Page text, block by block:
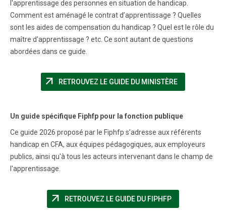
l'apprentissage des personnes en situation de handicap.
Comment est aménagé le contrat d’apprentissage ? Quelles
sont les aides de compensation du handicap ? Quel est le rôle du
maître d'apprentissage ? etc. Ce sont autant de questions
abordées dans ce guide.
arrow_outward RETROUVEZ LE GUIDE DU MINISTÈRE(NOUVELLE
Un guide spécifique Fiphfp pour la fonction publique
Ce guide 2026 proposé par le Fiphfp s’adresse aux référents
handicap en CFA, aux équipes pédagogiques, aux employeurs
publics, ainsi qu'à tous les acteurs intervenant dans le champ de
l'apprentissage.
arrow_outward RETROUVEZ LE GUIDE DU FIPHFP(NOUVELLE